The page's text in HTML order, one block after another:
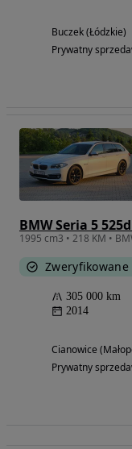
Buczek (Łódzkie)
Prywatny
BMW Seria 5
1995 cm3 • 218 KM •
Zweryfikowane
305 000 km
2014
Cianowice
Prywatny